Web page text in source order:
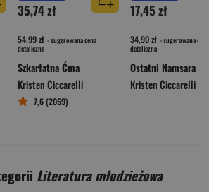
35,74 zł
54,99 zł - sugerowana cena
detaliczna
Szkarłatna Ćma
Kristen Ciccarelli
7,6 (2069)
17,45 zł
34,90 zł - sugerowana cena
detaliczna
Kristen Ciccarelli
Literatura młodzieżowa